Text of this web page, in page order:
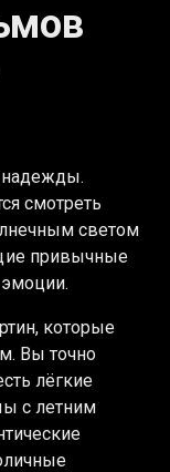
надежды.
смотреть
светом
привычные
которые
Вы точно
лёгкие
с летним